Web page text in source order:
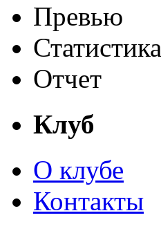
Превью
Статистика
Отчет
Клуб
О клубе
Контакты